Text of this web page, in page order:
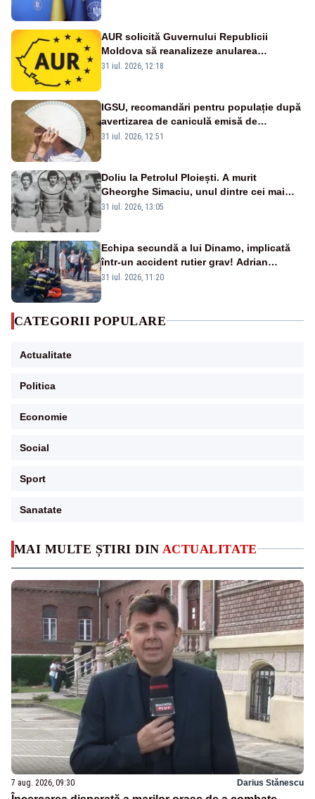
MAI MULTE ȘTIRI DIN ACTUALITATE
7 aug. 2026, 09:30 Darius Stănescu
AUR solicită Guvernului Republicii
Moldova să reanalizeze anularea
concertului de Ziua Limbii Române
31 iul. 2026, 12:18
IGSU, recomandări pentru populație după
avertizarea de caniculă emisă de
meteorologi
31 iul. 2026, 12:51
Doliu la Petrolul Ploiești. A murit
Gheorghe Simaciu, unul dintre cei mai
mari golgheteri din istoria clubului
31 iul. 2026, 13:05
Echipa secundă a lui Dinamo, implicată
într-un accident rutier grav! Adrian
Ropotan a fost resuscitat
31 iul. 2026, 11:20
CATEGORII POPULARE
Actualitate
Politica
Economie
Social
Sport
Sanatate